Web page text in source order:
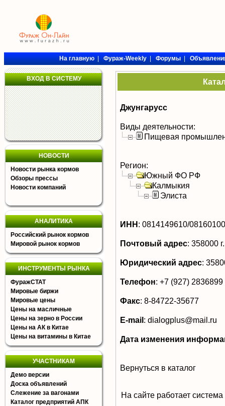
На главную|Фураж-Weekly|Форумы|
ВХОД В СИСТЕМУ
НОВОСТИ
Новости рынка кормов
Обзоры прессы
Новости компаний
АНАЛИТИКА
Российский рынок кормов
Мировой рынок кормов
ИНСТРУМЕНТЫ РЫНКА
ФуражСТАТ
Мировые биржи
Мировые цены
Цены на масличные
Цены на зерно в России
Цены на АК в Китае
Цены на витамины в Китае
УЧАСТНИКАМ
Демо версии
Доска объявлений
Слежение за вагонами
Каталог предприятий АПК
Джунгарусс
Виды деятельности:
Пищевая
Регион:
Южный ФО РФ
Калмыкия
Элиста
ИНН: 0814149610/
Почтовый адрес: 358000
Юридический адрес:
Телефон: +7 (927) 2836899
Факс: 8-84722-35677
E-mail: dialogplus@mail.ru
Дата изменения
Вернуться в каталог
На сайте работает